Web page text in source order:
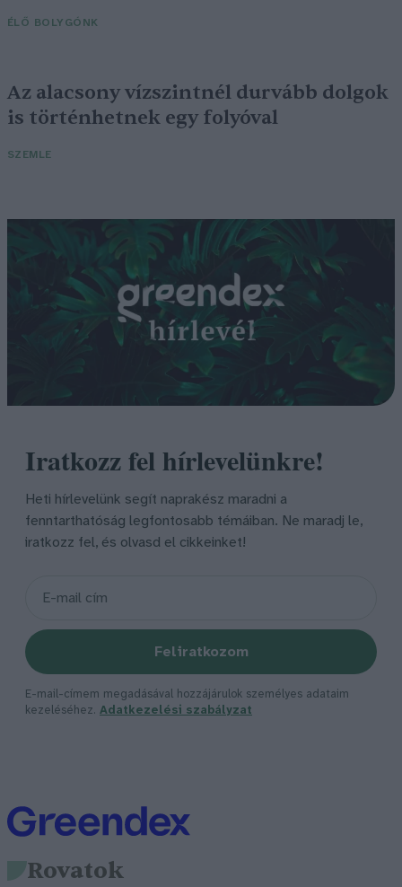
ÉLŐ BOLYGÓNK
Az alacsony vízszintnél durvább dolgok
is történhetnek egy folyóval
SZEMLE
Iratkozz fel hírlevelünkre!
Heti hírlevelünk segít naprakész maradni a
fenntarthatóság legfontosabb témáiban. Ne maradj le,
iratkozz fel, és olvasd el cikkeinket!
Feliratkozom
E-mail-címem megadásával hozzájárulok személyes adataim
kezeléséhez. Adatkezelési szabályzat
Rovatok